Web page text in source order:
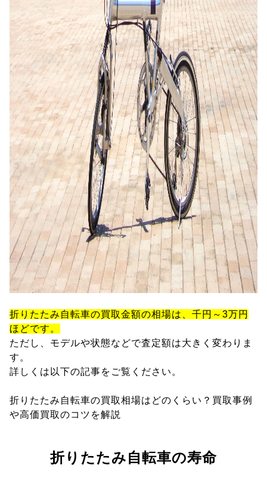
折りたたみ自転車の買取金額の相場は、千円～3万円
ほどです。
ただし、モデルや状態などで査定額は大きく変わりま
す。
詳しくは以下の記事をご覧ください。
折りたたみ自転車の買取相場はどのくらい？買取事例
や高価買取のコツを解説
折りたたみ自転車の寿命